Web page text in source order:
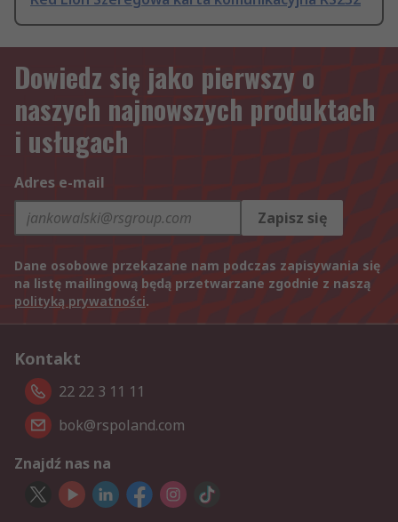
Dowiedz się jako pierwszy o
naszych najnowszych produktach
i usługach
Adres e-mail
Zapisz się
Dane osobowe przekazane nam podczas zapisywania się
na listę mailingową będą przetwarzane zgodnie z naszą
polityką prywatności.
Kontakt
22 22 3 11 11
bok@rspoland.com
Znajdź nas na